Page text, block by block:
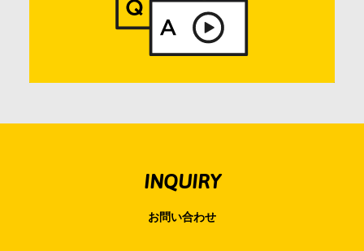
INQUIRY
お問い合わせ